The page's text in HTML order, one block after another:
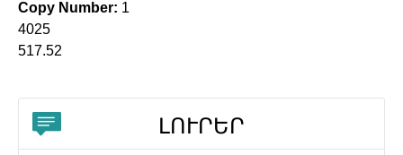
Copy Number: 1
4025
517.52
ԼՈՒՐԵՐ